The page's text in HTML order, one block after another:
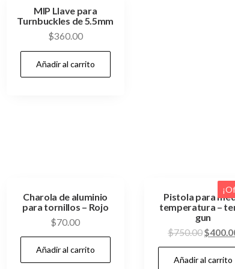
MIP Llave para
Turnbuckles de 5.5mm
$360.00
Añadir al carrito
Charola de aluminio
para tornillos – Rojo
$70.00
Añadir al carrito
Pistola para
temperatura –
gun
$750.00El
precio
original
$
Añadir al carrito